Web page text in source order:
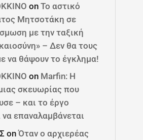
onΤο αστικό
Μητσοτάκη σε
με την ταξική
– Δεν θα τους
να θάψουν το έγκλημα!
on Marfin: Η
σκευωρίας που
– και το έργο
να επαναλαμβάνεται
onΌταν ο αρχιερέας